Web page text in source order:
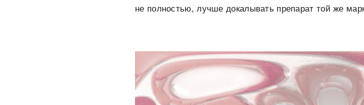
не полностью, лучше докалывать препарат той же